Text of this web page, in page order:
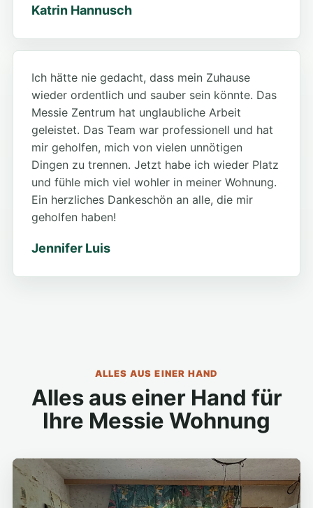
Katrin Hannusch
Ich hätte nie gedacht, dass mein Zuhause
wieder ordentlich und sauber sein könnte. Das
Messie Zentrum hat unglaubliche Arbeit
geleistet. Das Team war professionell und hat
mir geholfen, mich von vielen unnötigen
Dingen zu trennen. Jetzt habe ich wieder Platz
und fühle mich viel wohler in meiner Wohnung.
Ein herzliches Dankeschön an alle, die mir
geholfen haben!
Jennifer Luis
ALLES AUS EINER HAND
Alles aus einer Hand für
Ihre Messie Wohnung